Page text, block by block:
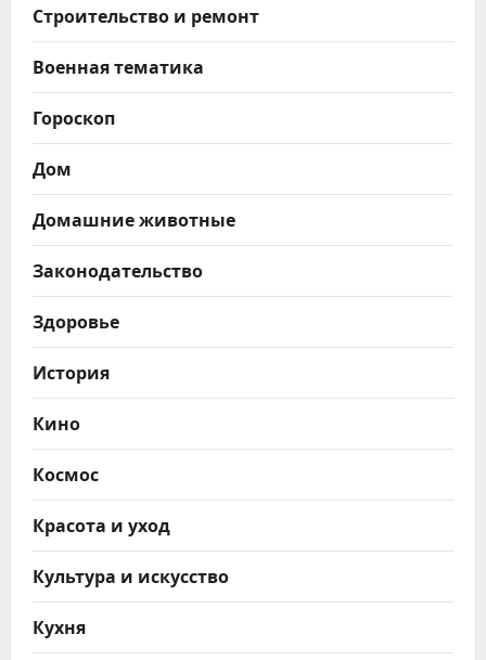
Строительство и ремонт
Военная тематика
Гороскоп
Дом
Домашние животные
Законодательство
Здоровье
История
Кино
Космос
Красота и уход
Культура и искусство
Кухня